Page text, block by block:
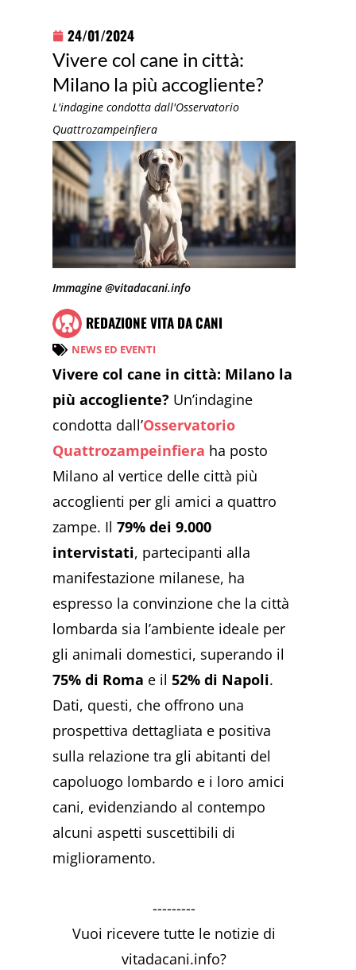
24/01/2024
Vivere col cane in città:
Milano la più accogliente?
L'indagine condotta dall'Osservatorio
Quattrozampeinfiera
Immagine @vitadacani.info
REDAZIONE VITA DA CANI
NEWS ED EVENTI
Vivere col cane in città: Milano la
più accogliente? Un’indagine
condotta dall’Osservatorio
Quattrozampeinfiera ha posto
Milano al vertice delle città più
accoglienti per gli amici a quattro
zampe. Il79% dei 9.000
intervistati, partecipanti alla
manifestazione milanese, ha
espresso la convinzione che la città
lombarda sia l’ambiente ideale per
gli animali domestici, superando il
75% di Roma e il52% di Napoli.
Dati, questi, che offrono una
prospettiva dettagliata e positiva
sulla relazione tra gli abitanti del
capoluogo lombardo e i loro amici
cani, evidenziando al contempo
alcuni aspetti suscettibili di
miglioramento.
---------
Vuoi ricevere tutte le notizie di
vitadacani.info?